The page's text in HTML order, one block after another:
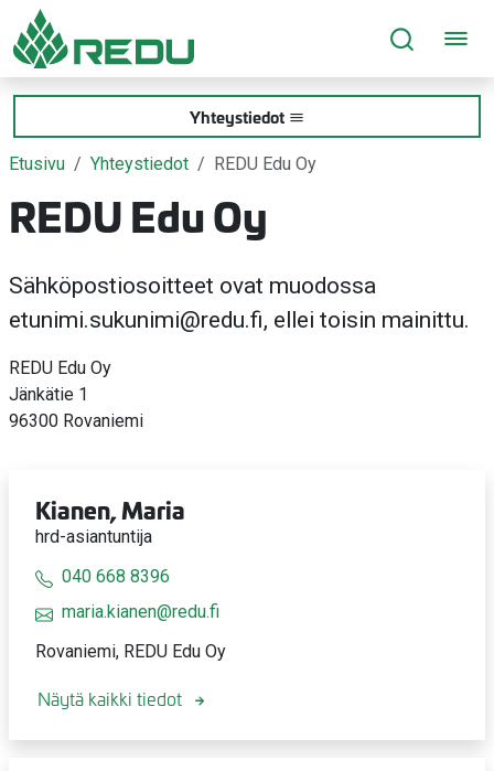
Siirry sivusisältöön
Yhteystiedot
Etusivu Yhteystiedot REDU Edu Oy
REDU Edu Oy
Sähköpostiosoitteet ovat muodossa
etunimi.sukunimi@redu.fi, ellei toisin mainittu.
REDU Edu Oy
Jänkätie 1
96300 Rovaniemi
Kianen, Maria
hrd-asiantuntija
040 668 8396
maria.kianen@redu.fi
Rovaniemi, REDU Edu Oy
Näytä kaikki tiedot